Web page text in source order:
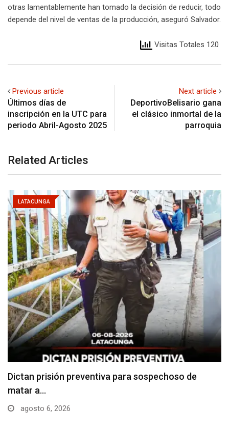
otras lamentablemente han tomado la decisión de reducir, todo
depende del nivel de ventas de la producción, aseguró Salvador.
Visitas Totales 120
Previous article
Últimos días de
inscripción en la UTC para
periodo Abril-Agosto 2025
Next article
DeportivoBelisario gana
el clásico inmortal de la
parroquia
Related Articles
LATACUNGA
Usuarios madrugan y hacen largas filas para
obtener…
agosto 6, 2026